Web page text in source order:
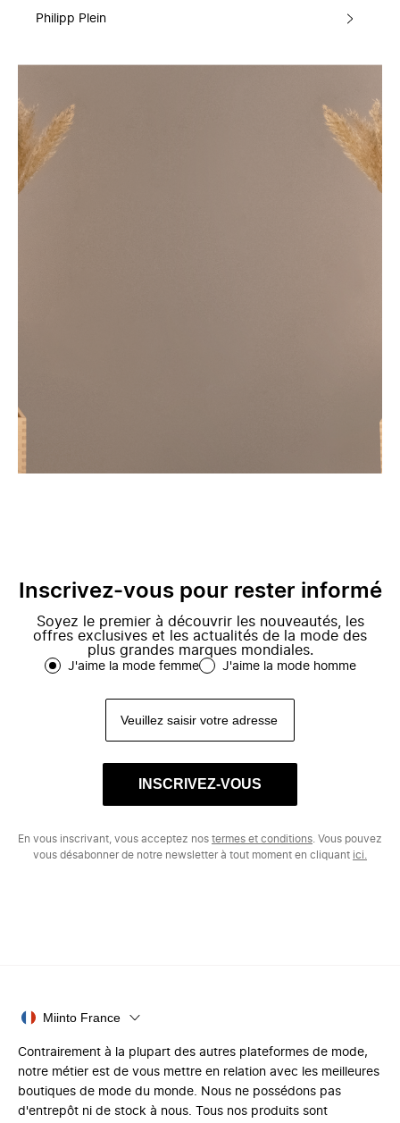
Philipp Plein
Inscrivez-vous pour rester informé
Soyez le premier à découvrir les nouveautés, les
offres exclusives et les actualités de la mode des
plus grandes marques mondiales.
J'aime la mode femme J'aime la mode homme
INSCRIVEZ-VOUS
En vous inscrivant, vous acceptez nos termes et conditions . Vous pouvez
vous désabonner de notre newsletter à tout moment en cliquant ici.
Miinto France
Contrairement à la plupart des autres plateformes de mode,
notre métier est de vous mettre en relation avec les meilleures
boutiques de mode du monde. Nous ne possédons pas
d'entrepôt ni de stock à nous. Tous nos produits sont